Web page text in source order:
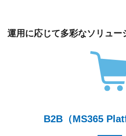
運用に応じて多彩なソリュー
B2B（MS365